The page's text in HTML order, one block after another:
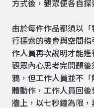
方式後，觀眾便各自探
由於每件作品都須以
行探索的機會與空間
作人員再次說明才能進
觀眾內心思考完問題
鴉，但工作人員並不
體動作，工作人員回
牆上，以七秒鐘為限